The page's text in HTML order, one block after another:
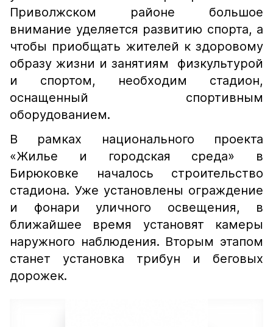
Приволжском районе большое
внимание уделяется развитию спорта, а
чтобы приобщать жителей к здоровому
образу жизни и занятиям физкультурой
и спортом, необходим стадион,
оснащенный спортивным
оборудованием.
В рамках национального проекта
«Жилье и городская среда» в
Бирюковке началось строительство
стадиона. Уже установлены ограждение
и фонари уличного освещения, в
ближайшее время установят камеры
наружного наблюдения. Вторым этапом
станет установка трибун и беговых
дорожек.